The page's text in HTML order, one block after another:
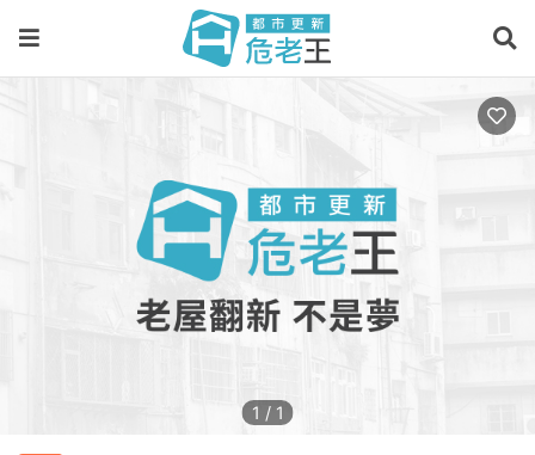
1 / 1